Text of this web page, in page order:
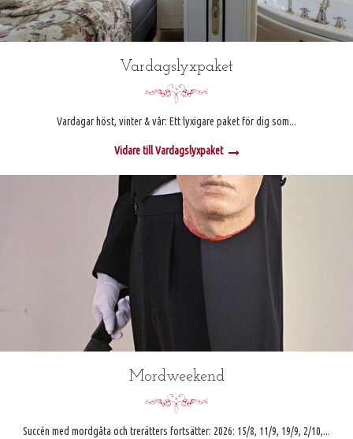
Vardagslyxpaket
Vardagar höst, vinter & vår: Ett lyxigare paket för dig som...
Vidare till Vardagslyxpaket
Mordweekend
Succén med mordgåta och trerätters fortsätter: 2026: 15/8, 11/9, 19/9, 2/10,...